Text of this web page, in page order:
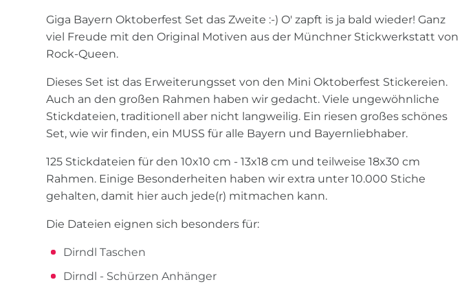
Giga Bayern Oktoberfest Set das Zweite :-) O' zapft is ja bald wieder! Ganz
viel Freude mit den Original Motiven aus der Münchner Stickwerkstatt von
Rock-Queen.
Dieses Set ist das Erweiterungsset von den Mini Oktoberfest Stickereien.
Auch an den großen Rahmen haben wir gedacht. Viele ungewöhnliche
Stickdateien, traditionell aber nicht langweilig. Ein riesen großes schönes
Set, wie wir finden, ein MUSS für alle Bayern und Bayernliebhaber.
125 Stickdateien für den 10x10 cm - 13x18 cm und teilweise 18x30 cm
Rahmen. Einige Besonderheiten haben wir extra unter 10.000 Stiche
gehalten, damit hier auch jede(r) mitmachen kann.
Die Dateien eignen sich besonders für:
Dirndl Taschen
Dirndl - Schürzen Anhänger